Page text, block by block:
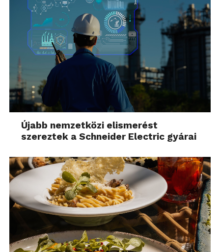
Újabb nemzetközi elismerést
szereztek a Schneider Electric gyárai